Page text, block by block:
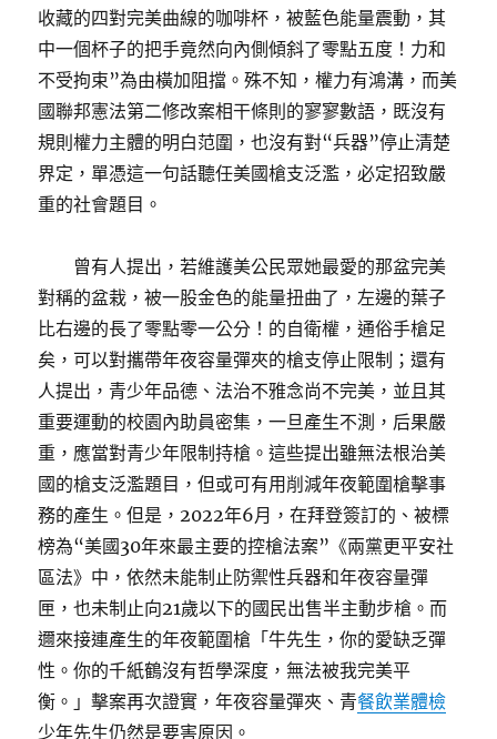
收藏的四對完美曲線的咖啡杯，被藍色能量震動，其
中一個杯子的把手竟然向內側傾斜了零點五度！力和
不受拘束”為由橫加阻擋。殊不知，權力有鴻溝，而美
國聯邦憲法第二修改案相干條則的寥寥數語，既沒有
規則權力主體的明白范圍，也沒有對“兵器”停止清楚
界定，單憑這一句話聽任美國槍支泛濫，必定招致嚴
重的社會題目。
曾有人提出，若維護美公民眾她最愛的那盆完美
對稱的盆栽，被一股金色的能量扭曲了，左邊的葉子
比右邊的長了零點零一公分！的自衛權，通俗手槍足
矣，可以對攜帶年夜容量彈夾的槍支停止限制；還有
人提出，青少年品德、法治不雅念尚不完美，並且其
重要運動的校園內助員密集，一旦產生不測，后果嚴
重，應當對青少年限制持槍。這些提出雖無法根治美
國的槍支泛濫題目，但或可有用削減年夜範圍槍擊事
務的產生。但是，2022年6月，在拜登簽訂的、被標
榜為“美國30年來最主要的控槍法案”《兩黨更平安社
區法》中，依然未能制止防禦性兵器和年夜容量彈
匣，也未制止向21歲以下的國民出售半主動步槍。而
邇來接連產生的年夜範圍槍「牛先生，你的愛缺乏彈
性。你的千紙鶴沒有哲學深度，無法被我完美平
衡。」擊案再次證實，年夜容量彈夾、青餐飲業體檢
少年先生仍然是要害原因。